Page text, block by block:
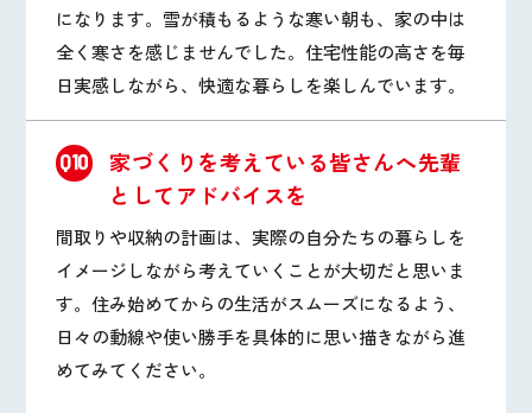
になります。雪が積もるような寒い朝も、家の中は
全く寒さを感じませんでした。住宅性能の高さを毎
日実感しながら、快適な暮らしを楽しんでいます。
Q10
家づくりを考えている皆さんへ先輩
としてアドバイスを
間取りや収納の計画は、実際の自分たちの暮らしを
イメージしながら考えていくことが大切だと思いま
す。住み始めてからの生活がスムーズになるよう、
日々の動線や使い勝手を具体的に思い描きながら進
めてみてください。